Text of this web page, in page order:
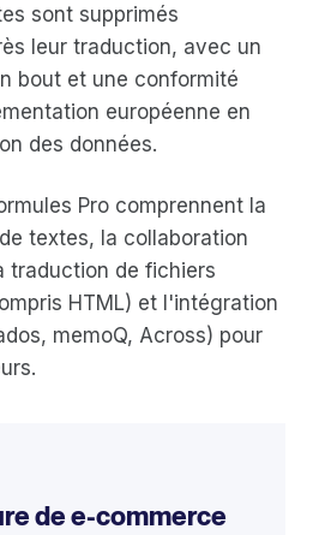
sont supprimés
leur traduction, avec un
bout et une conformité
européenne en
des données.
Pro comprennent la
textes, la collaboration
traduction de fichiers
HTML) et l'intégration
memoQ, Across) pour
de e-commerce